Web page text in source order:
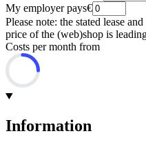
My employer pays€
Please note: the stated lease
price of the (web)shop is
Costs per month from
Information